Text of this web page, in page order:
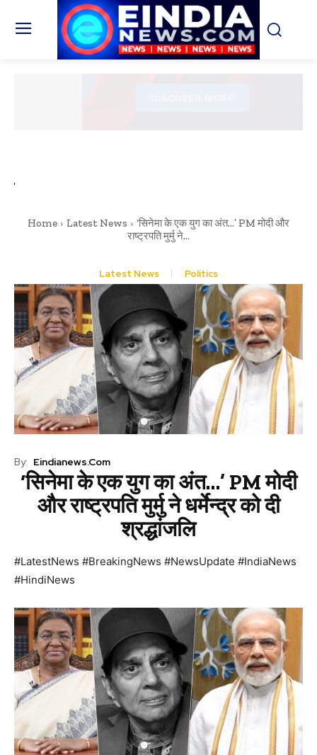
Home Latest News
‘सिनेमा के एक युग का अंत…’ PM मोदी और
राष्ट्रपति मुर्मु ने...
Latest News Politics
By: Eindianews.com
‘सिनेमा के एक युग का अंत…’ PM मोदी
और राष्ट्रपति मुर्मु ने धर्मेन्द्र को दी
श्रद्धांजलि
#LatestNews #BreakingNews #NewsUpdate #IndiaNews
#HindiNews